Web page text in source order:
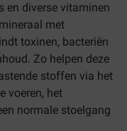
en diverse vitaminen
met
toxinen, bacteriën
Zo helpen deze
stoffen via het
voeren, het
normale stoelgang